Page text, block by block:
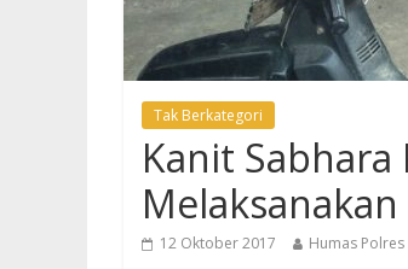
Tak Berkategori
Kanit
12 Oktober 2017 Humas